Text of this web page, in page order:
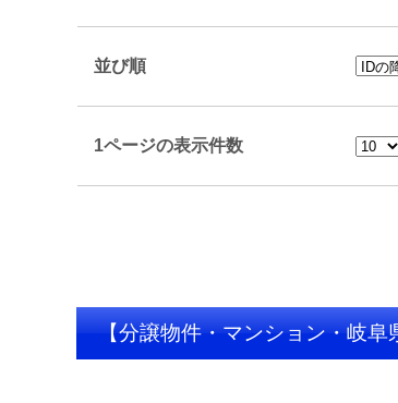
並び順
1ページの表示件数
【分譲物件・マンション・岐阜